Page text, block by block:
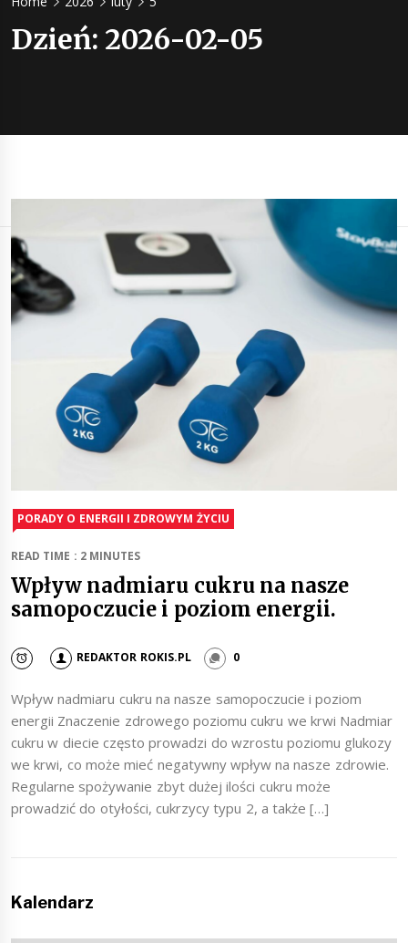
energii z
Dzień: 2026-02-05
PORADY O ENERGII I ZDROWYM ŻYCIU
READ TIME : 2 MINUTES
Wpływ nadmiaru cukru na nasze
samopoczucie i poziom energii.
REDAKTOR ROKIS.PL 0
Wpływ nadmiaru cukru na nasze samopoczucie i poziom
energii Znaczenie zdrowego poziomu cukru we krwi Nadmiar
cukru w diecie często prowadzi do wzrostu poziomu glukozy
we krwi, co może mieć negatywny wpływ na nasze zdrowie.
Regularne spożywanie zbyt dużej ilości cukru może
prowadzić do otyłości, cukrzycy typu 2, a także […]
Kalendarz